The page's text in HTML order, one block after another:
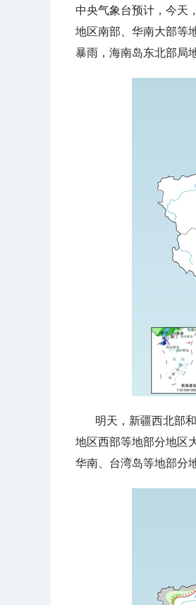
中央气象台预计，今天，
地区南部、华南大部等
暴雨，海南岛东北部局
明天， 新疆西北部
地区西部等地部分地区
华南、台湾岛等地部分